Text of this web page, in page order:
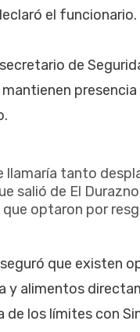
el funcionario.
de
llamaría tanto
salió de El
optaron por
que existen
y alimentos
de los límites con